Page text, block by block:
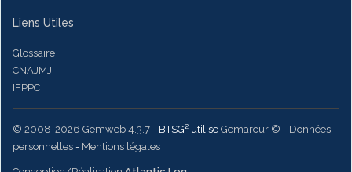
Liens Utiles
Glossaire
CNAJMJ
IFPPC
© 2008-2026 Gemweb 4.3.7 - BTSG² utilise Gemarcur © - Données
personnelles - Mentions légales